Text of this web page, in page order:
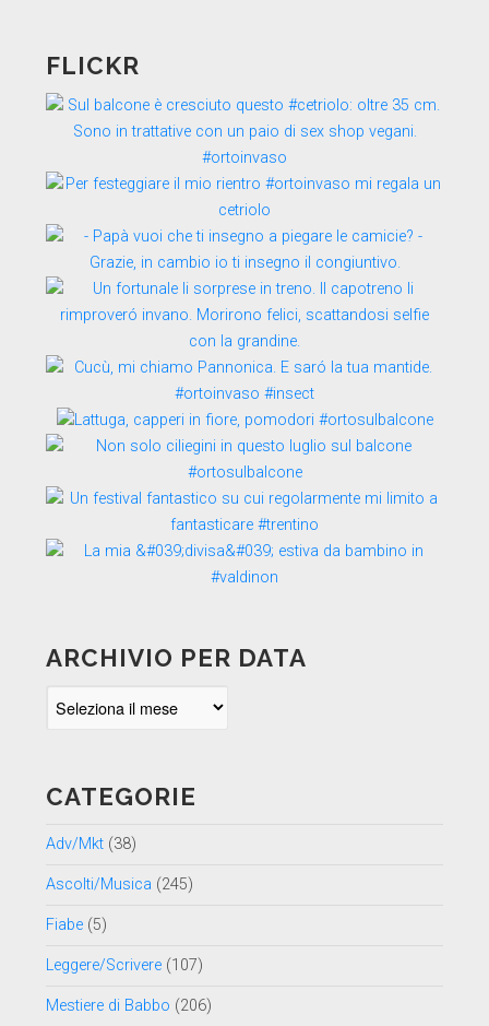
FLICKR
ARCHIVIO PER DATA
CATEGORIE
Adv/Mkt(38)
Ascolti/Musica (245)
Fiabe(5)
Leggere/Scrivere(107)
Mestiere di Babbo (206)